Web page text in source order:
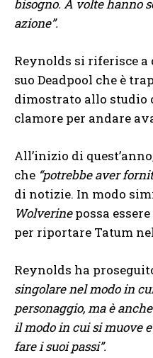
bisogno. A volte hanno
azione”.
Reynolds si riferisce
suo Deadpool che è
dimostrato allo studio
clamore per andare
All’inizio di
che “potrebbe aver
di notizie. In modo
Wolverinepossa
per riportare Tatum
Reynolds ha
singolare nel modo in
personaggio, ma è
il modo in cui si muove
fare i suoi passi”.